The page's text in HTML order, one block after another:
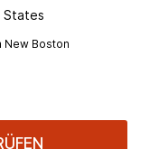
States
New Boston